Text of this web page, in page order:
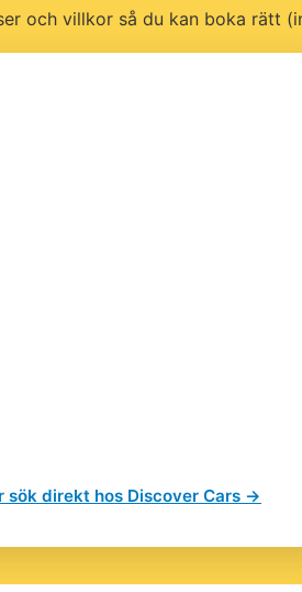
och villkor så du kan boka rätt
sök direkt hos Discover Cars →